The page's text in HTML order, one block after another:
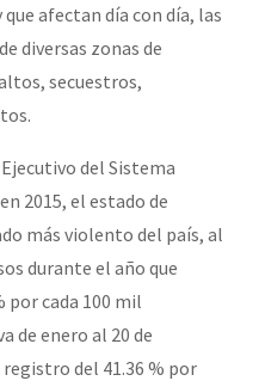
afectan día con día, las
diversas zonas de
secuestros,
del Sistema
2015, el estado de
más violento del país, al
durante el año que
por cada 100 mil
de enero al 20 de
del 41.36 % por